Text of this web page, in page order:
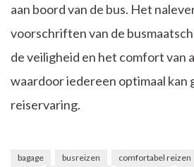
aan boord van de bus. Het
voorschriften van de
de veiligheid en het comfort van
waardoor iedereen optimaal kan
reiservaring.
bagage busreizen comfortabel reizen